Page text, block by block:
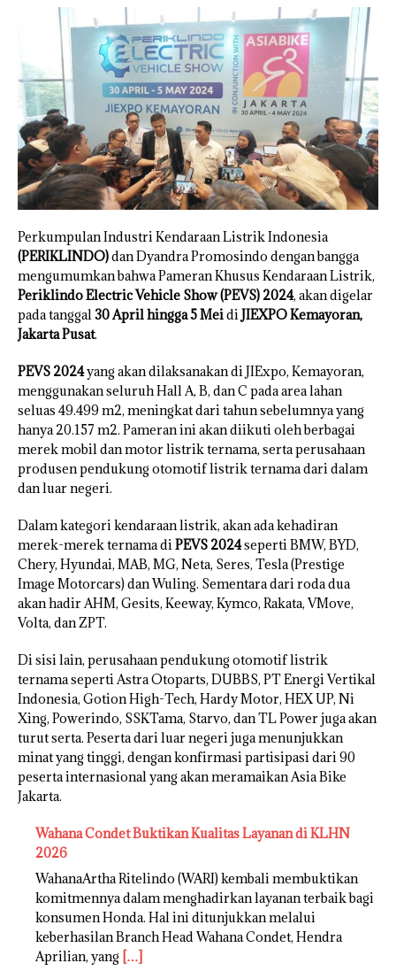
Perkumpulan Industri Kendaraan Listrik Indonesia
(PERIKLINDO)dan Dyandra Promosindo dengan bangga
mengumumkan bahwa Pameran Khusus Kendaraan Listrik,
Periklindo Electric Vehicle Show (PEVS) 2024, akan digelar
pada tanggal30 April hingga 5 MeidiJIEXPO Kemayoran,
Jakarta Pusat.
PEVS 2024yang akan dilaksanakan di JIExpo, Kemayoran,
menggunakan seluruh Hall A, B, dan C pada area lahan
seluas 49.499 m2, meningkat dari tahun sebelumnya yang
hanya 20.157 m2. Pameran ini akan diikuti oleh berbagai
merek mobil dan motor listrik ternama, serta perusahaan
produsen pendukung otomotif listrik ternama dari dalam
dan luar negeri.
Dalam kategori kendaraan listrik, akan ada kehadiran
merek-merek ternama diPEVS 2024seperti BMW, BYD,
Chery, Hyundai, MAB, MG, Neta, Seres, Tesla (Prestige
Image Motorcars) dan Wuling. Sementara dari roda dua
akan hadir AHM, Gesits, Keeway, Kymco, Rakata, VMove,
Volta, dan ZPT.
Di sisi lain, perusahaan pendukung otomotif listrik
ternama seperti Astra Otoparts, DUBBS, PT Energi Vertikal
Indonesia, Gotion High-Tech, Hardy Motor, HEX UP, Ni
Xing, Powerindo, SSKTama, Starvo, dan TL Power juga akan
turut serta. Peserta dari luar negeri juga menunjukkan
minat yang tinggi, dengan konfirmasi partisipasi dari 90
peserta internasional yang akan meramaikan Asia Bike
Jakarta.
Wahana Condet Buktikan Kualitas Layanan di KLHN
2026
WahanaArtha Ritelindo (WARI) kembali membuktikan
komitmennya dalam menghadirkan layanan terbaik bagi
konsumen Honda. Hal ini ditunjukkan melalui
keberhasilan Branch Head Wahana Condet, Hendra
Aprilian, yang […]